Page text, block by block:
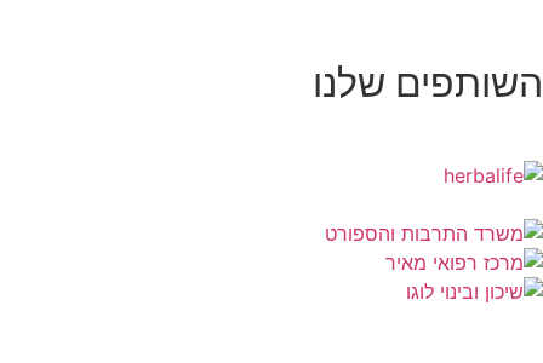
השותפים שלנו